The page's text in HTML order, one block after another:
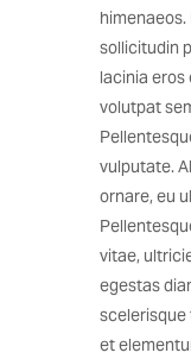
sollicitudin
lacinia eros
volutpat
vulputate.
ornare, eu
vitae,
egestas
scelerisque
et